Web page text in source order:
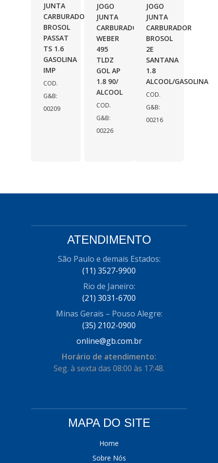
JUNTA
CARBURADOR
BROSOL
PASSAT
TS 1.6
GASOLINA
IMP
COD.
G&B:
00209
JOGO
JUNTA
CARBURADOR
WEBER
495
TLDZ
GOL AP
1.8 90/
ALCOOL
COD.
G&B:
00226
JOGO
JUNTA
CARBURADOR
BROSOL
2E
SANTANA
1.8
ALCOOL/GASOLINA
COD.
G&B:
00216
ATENDIMENTO
São Paulo e demais Estados:
(11) 3527-9900
Rio de Janeiro:
(21) 3031-6700
Minas Gerais – Pouso Alegre:
(35) 2102-0900
online@gb.com.br
Horário de atendimento:
Seg. à sexta das 08:00 às 17:48.
MAPA DO SITE
Home
Sobre Nós